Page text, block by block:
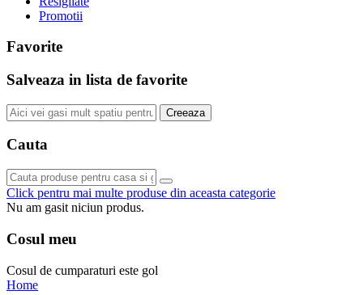
Promotii
Favorite
Salveaza in lista de favorite
Creeaza
Cauta
Click pentru mai multe produse din aceasta categorie
Nu am gasit niciun produs.
Cosul meu
Cosul de cumparaturi este gol
Home